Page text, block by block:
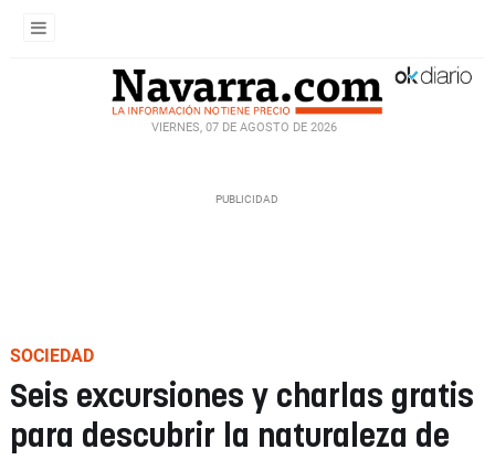
VIERNES, 07 DE AGOSTO DE 2026
SOCIEDAD
Seis excursiones y charlas gratis
para descubrir la naturaleza de